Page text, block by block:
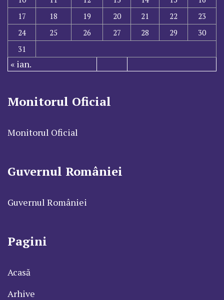
17
18 19 20 21 22
23
24
25 26 27 28 29
30
31
« ian.
Monitorul Oficial
Monitorul Oficial
Guvernul României
Guvernul României
Pagini
Acasă
Arhive